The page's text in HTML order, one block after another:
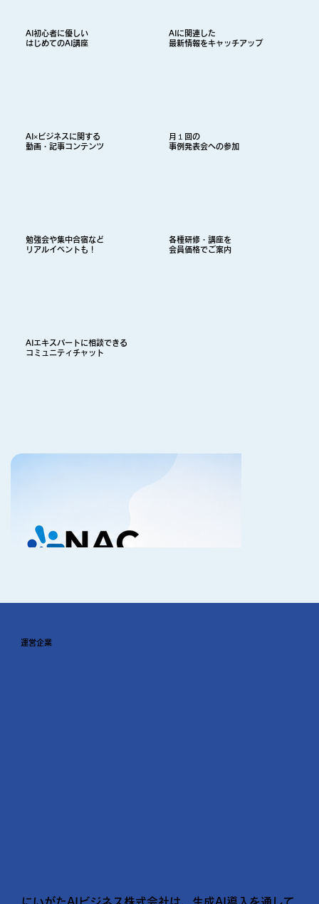
AI初心者に優しい
はじめてのAI講座
AIに関連した
最新情報をキャッチアップ
AI×ビジネスに関する
動画・記事コンテンツ
月１回の
事例発表会への参加
勉強会や集中合宿など
​リアルイベントも！
各種研修・講座を
会員価格でご案内
AIエキスパートに相談できる
コミュニティチャット
運営企業